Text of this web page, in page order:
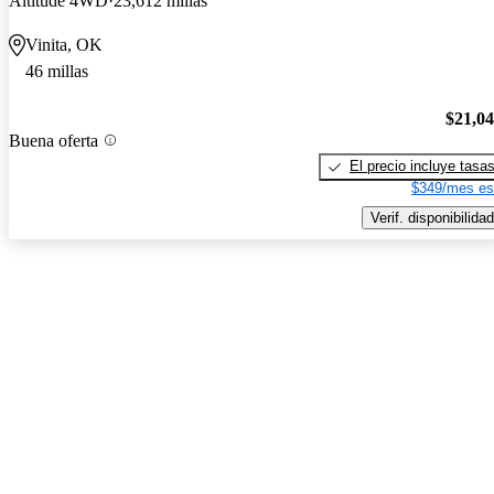
Vinita, OK
46 millas
Buena oferta
El precio incluye tasas
$349/mes
Verif. disponibilidad